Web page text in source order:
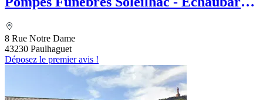
8 Rue Notre Dame
43230 Paulhaguet
Déposez le premier avis !